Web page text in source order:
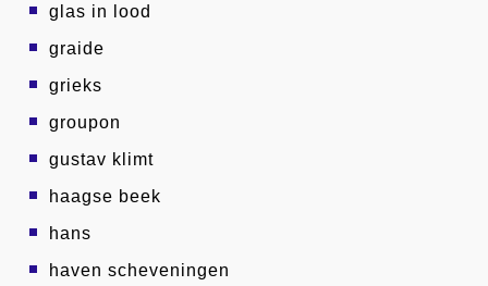
glas in lood
graide
grieks
groupon
gustav klimt
haagse beek
hans
haven scheveningen